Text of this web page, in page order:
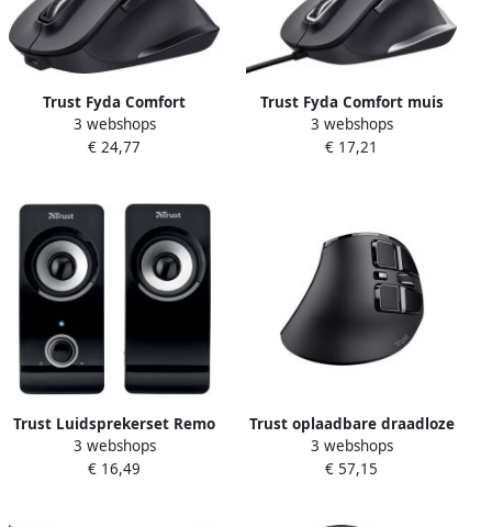
Trust Fyda Comfort
draadloze muis Eco zwart
3 webshops
€ 24,77
Trust Fyda Comfort muis
Eco zwart
3 webshops
€ 17,21
Trust Luidsprekerset Remo
USB 2.0
3 webshops
€ 16,49
Trust oplaadbare draadloze
ergonomische muis Voxx
zwart
3 webshops
€ 57,15